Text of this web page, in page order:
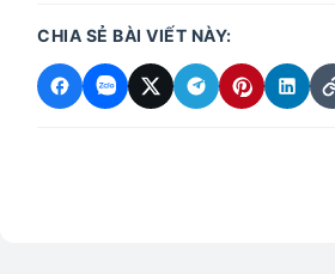
CHIA SẺ BÀI VIẾT NÀY: